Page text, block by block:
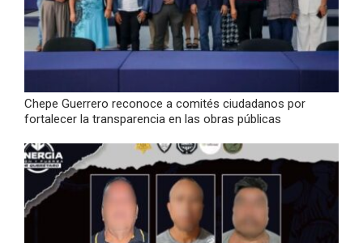
Chepe Guerrero reconoce a comités ciudadanos por
fortalecer la transparencia en las obras públicas